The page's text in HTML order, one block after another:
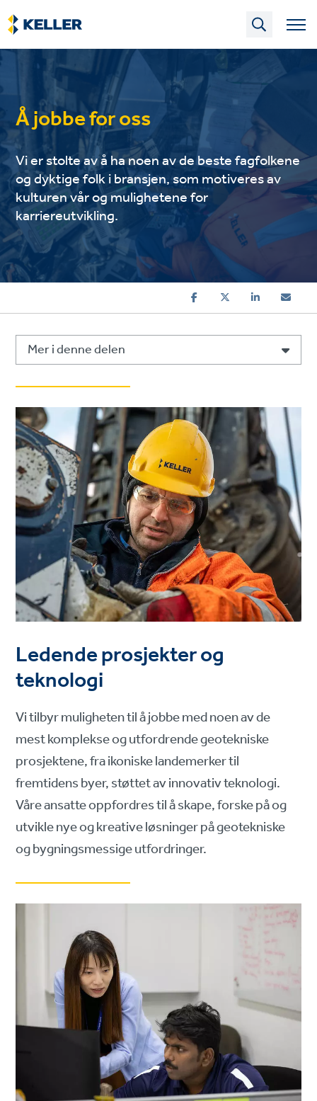
Skip
to
main
content
Å jobbe for oss
Vi er stolte av å ha noen av de beste fagfolkene
og dyktige folk i bransjen, som motiveres av
kulturen vår og mulighetene for
karriereutvikling.
Mer i denne delen
Ledende prosjekter og
teknologi
Vi tilbyr muligheten til å jobbe med noen av de
mest komplekse og utfordrende geotekniske
prosjektene, fra ikoniske landemerker til
fremtidens byer, støttet av innovativ teknologi.
Våre ansatte oppfordres til å skape, forske på og
utvikle nye og kreative løsninger på geotekniske
og bygningsmessige utfordringer.